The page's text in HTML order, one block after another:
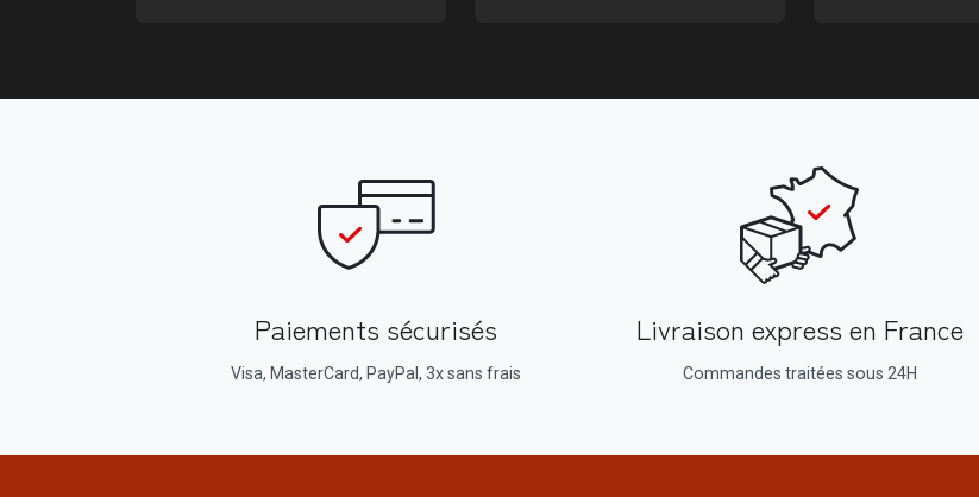
Paiements sécurisés
Visa, MasterCard, PayPal, 3x sans frais
Livraison express en France
Commandes traitées sous 24H